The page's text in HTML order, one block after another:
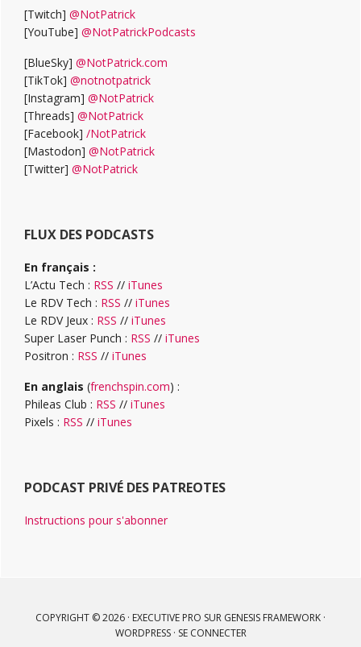
[Twitch] @NotPatrick
[YouTube] @NotPatrickPodcasts
[BlueSky] @NotPatrick.com
[TikTok] @notnotpatrick
[Instagram] @NotPatrick
[Threads] @NotPatrick
[Facebook] /NotPatrick
[Mastodon] @NotPatrick
[Twitter] @NotPatrick
FLUX DES PODCASTS
En français :
L’Actu Tech : RSS // iTunes
Le RDV Tech : RSS // iTunes
Le RDV Jeux : RSS // iTunes
Super Laser Punch : RSS // iTunes
Positron : RSS // iTunes
En anglais (frenchspin.com) :
Phileas Club : RSS // iTunes
Pixels : RSS // iTunes
PODCAST PRIVÉ DES PATREOTES
Instructions pour s'abonner
COPYRIGHT © 2026 · EXECUTIVE PRO SUR GENESIS FRAMEWORK ·
WORDPRESS· SE CONNECTER